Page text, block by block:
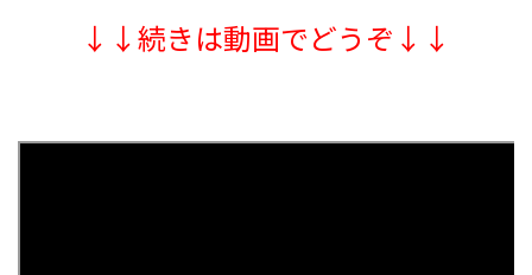
↓↓続きは動画でどうぞ↓↓